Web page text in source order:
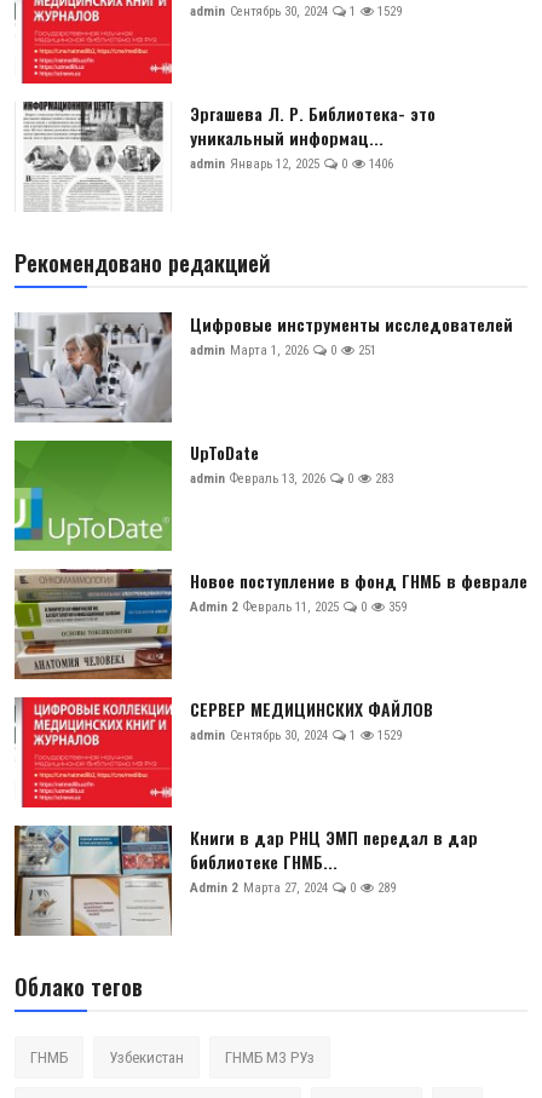
admin Сентябрь 30, 2024 1 1529
Эргашева Л. Р. Библиотека- это
уникальный информац...
admin Январь 12, 2025 0 1406
Рекомендовано редакцией
Цифровые инструменты исследователей
admin Марта 1, 2026 0 251
UpToDate
admin Февраль 13, 2026 0 283
Новое поступление в фонд ГНМБ в феврале
Admin 2 Февраль 11, 2025 0 359
СЕРВЕР МЕДИЦИНСКИХ ФАЙЛОВ
admin Сентябрь 30, 2024 1 1529
Книги в дар РНЦ ЭМП передал в дар
библиотеке ГНМБ...
Admin 2 Марта 27, 2024 0 289
Облако тегов
ГНМБ Узбекистан ГНМБ МЗ РУз